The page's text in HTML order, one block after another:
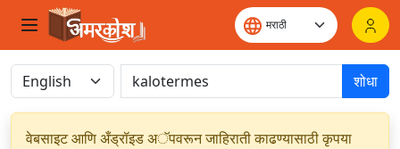
शोधा
वेबसाइट आणि अँड्रॉइड अॅपवरून जाहिराती काढण्यासाठी कृपया